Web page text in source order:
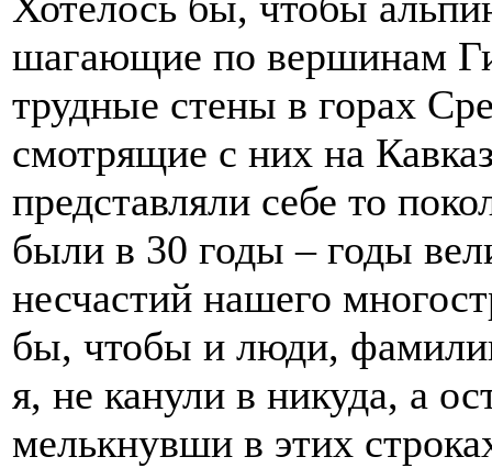
шагающие по вершинам
трудные стены в горах
смотрящие с них на
представляли себе то
были в 30 годы – годы
несчастий нашего
бы, чтобы и люди,
я, не канули в никуда, а
мелькнувши в этих